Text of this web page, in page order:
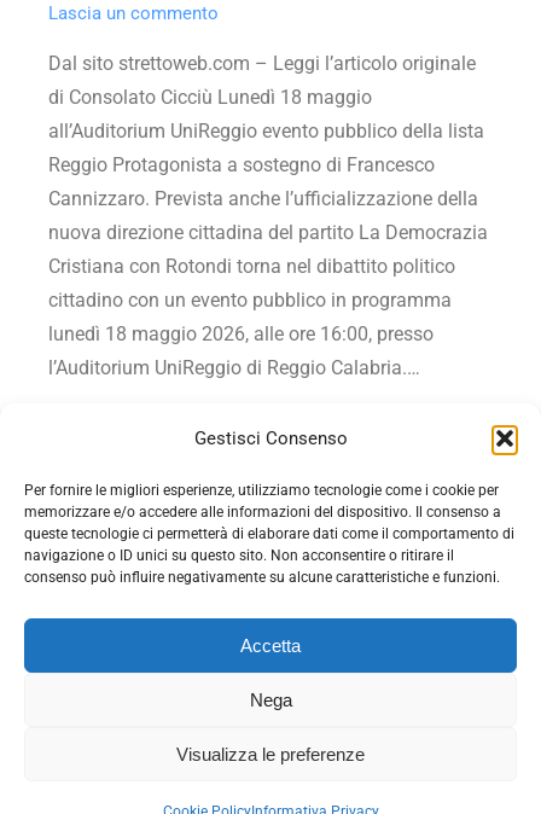
Gestisci Consenso
Per fornire le migliori esperienze, utilizziamo tecnologie come i cookie per
memorizzare e/o accedere alle informazioni del dispositivo. Il consenso a
queste tecnologie ci permetterà di elaborare dati come il comportamento di
navigazione o ID unici su questo sito. Non acconsentire o ritirare il
consenso può influire negativamente su alcune caratteristiche e funzioni.
Accetta
Nega
Visualizza le preferenze
Lascia un commento
Dal sito strettoweb.com – Leggi l’articolo originale
di Consolato Cicciù Lunedì 18 maggio
all’Auditorium UniReggio evento pubblico della lista
Reggio Protagonista a sostegno di Francesco
Cannizzaro. Prevista anche l’ufficializzazione della
nuova direzione cittadina del partito La Democrazia
Cristiana con Rotondi torna nel dibattito politico
cittadino con un evento pubblico in programma
lunedì 18 maggio 2026, alle ore 16:00, presso
l’Auditorium UniReggio di Reggio Calabria.…
© 2026 - Democrazia cristiana con Rotondi - C.F.